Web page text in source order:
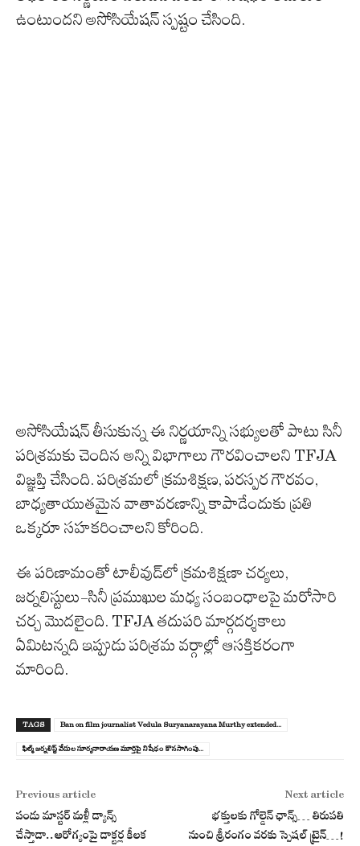
ఉంటుందని అసోసియేషన్ స్పష్టం చేసింది.
అసోసియేషన్ తీసుకున్న ఈ నిర్ణయాన్ని సభ్యులతో పాటు సినీ
పరిశ్రమకు చెందిన అన్ని విభాగాలు గౌరవించాలని TFJA
విజ్ఞప్తి చేసింది. పరిశ్రమలో క్రమశిక్షణ, పరస్పర గౌరవం,
బాధ్యతాయుతమైన వాతావరణాన్ని కాపాడేందుకు ప్రతి
ఒక్కరూ సహకరించాలని కోరింది.
ఈ పరిణామంతో టాలీవుడ్‌లో క్రమశిక్షణా చర్యలు,
జర్నలిస్టులు-సినీ ప్రముఖుల మధ్య సంబంధాలపై మరోసారి
చర్చ మొదలైంది. TFJA తదుపరి మార్గదర్శకాలు
ఏమిటన్నది ఇప్పుడు పరిశ్రమ వర్గాల్లో ఆసక్తికరంగా
మారింది.
TAGS Ban on film journalist Vedula Suryanarayana Murthy extended...
ఫిల్మ్ జర్నలిస్ట్ వేదుల సూర్యనారాయణ మూర్తిపై నిషేధం కొనసాగింపు...
Previous article
పండు మాస్టర్ మళ్లీ డ్యాన్స్
చేస్తాడా..ఆరోగ్యంపై డాక్టర్ల కీలక
Next article
భక్తులకు గోల్డెన్ ఛాన్స్… తిరుపతి
నుంచి శ్రీరంగం వరకు స్పెషల్ ట్రైన్…!